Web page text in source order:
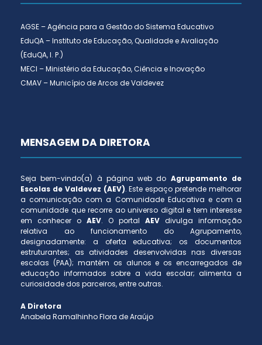
AGSE – Agência para a Gestão do Sistema Educativo
EduQA – Instituto de Educação, Qualidade e Avaliação
(EduQA, I. P.)
MECI – Ministério da Educação, Ciência e Inovação
CMAV – Município de Arcos de Valdevez
MENSAGEM DA DIRETORA
Seja bem-vindo(a) à página web do Agrupamento de
Escolas de Valdevez (AEV). Este espaço pretende melhorar
a comunicação com a Comunidade Educativa e com a
comunidade que recorre ao universo digital e tem interesse
em conhecer o AEV. O portal AEV divulga informação
relativa ao funcionamento do Agrupamento,
designadamente: a oferta educativa; os documentos
estruturantes; as atividades desenvolvidas nas diversas
escolas (PAA); mantém os alunos e os encarregados de
educação informados sobre a vida escolar; alimenta a
curiosidade dos parceiros, entre outras.
A Diretora
Anabela Ramalhinho Flora de Araújo